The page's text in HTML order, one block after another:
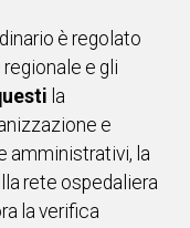
è regolato
e gli
la
e
amministrativi, la
rete ospedaliera
la verifica